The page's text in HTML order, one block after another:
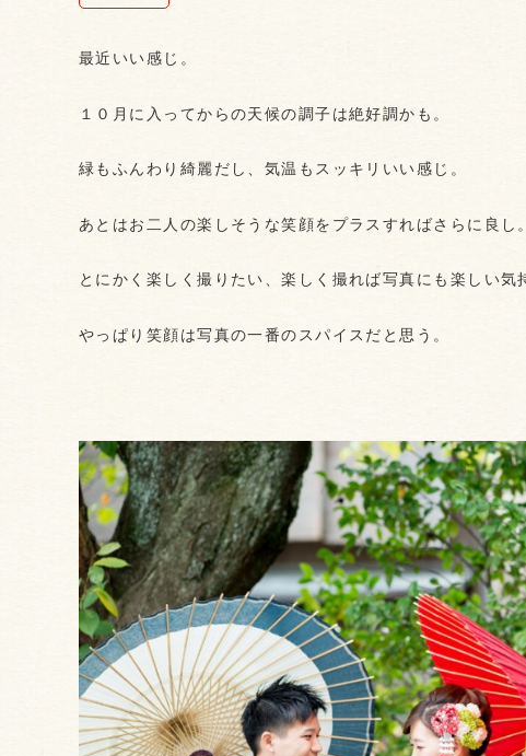
最近いい感じ。
１０月に入ってからの天候の調子は絶好調かも。
緑もふんわり綺麗だし、気温もスッキリいい感じ。
あとはお二人の楽しそうな笑顔をプラスすればさらに良し。
とにかく楽しく撮りたい、楽しく撮れば写真にも楽しい
やっぱり笑顔は写真の一番のスパイスだと思う。